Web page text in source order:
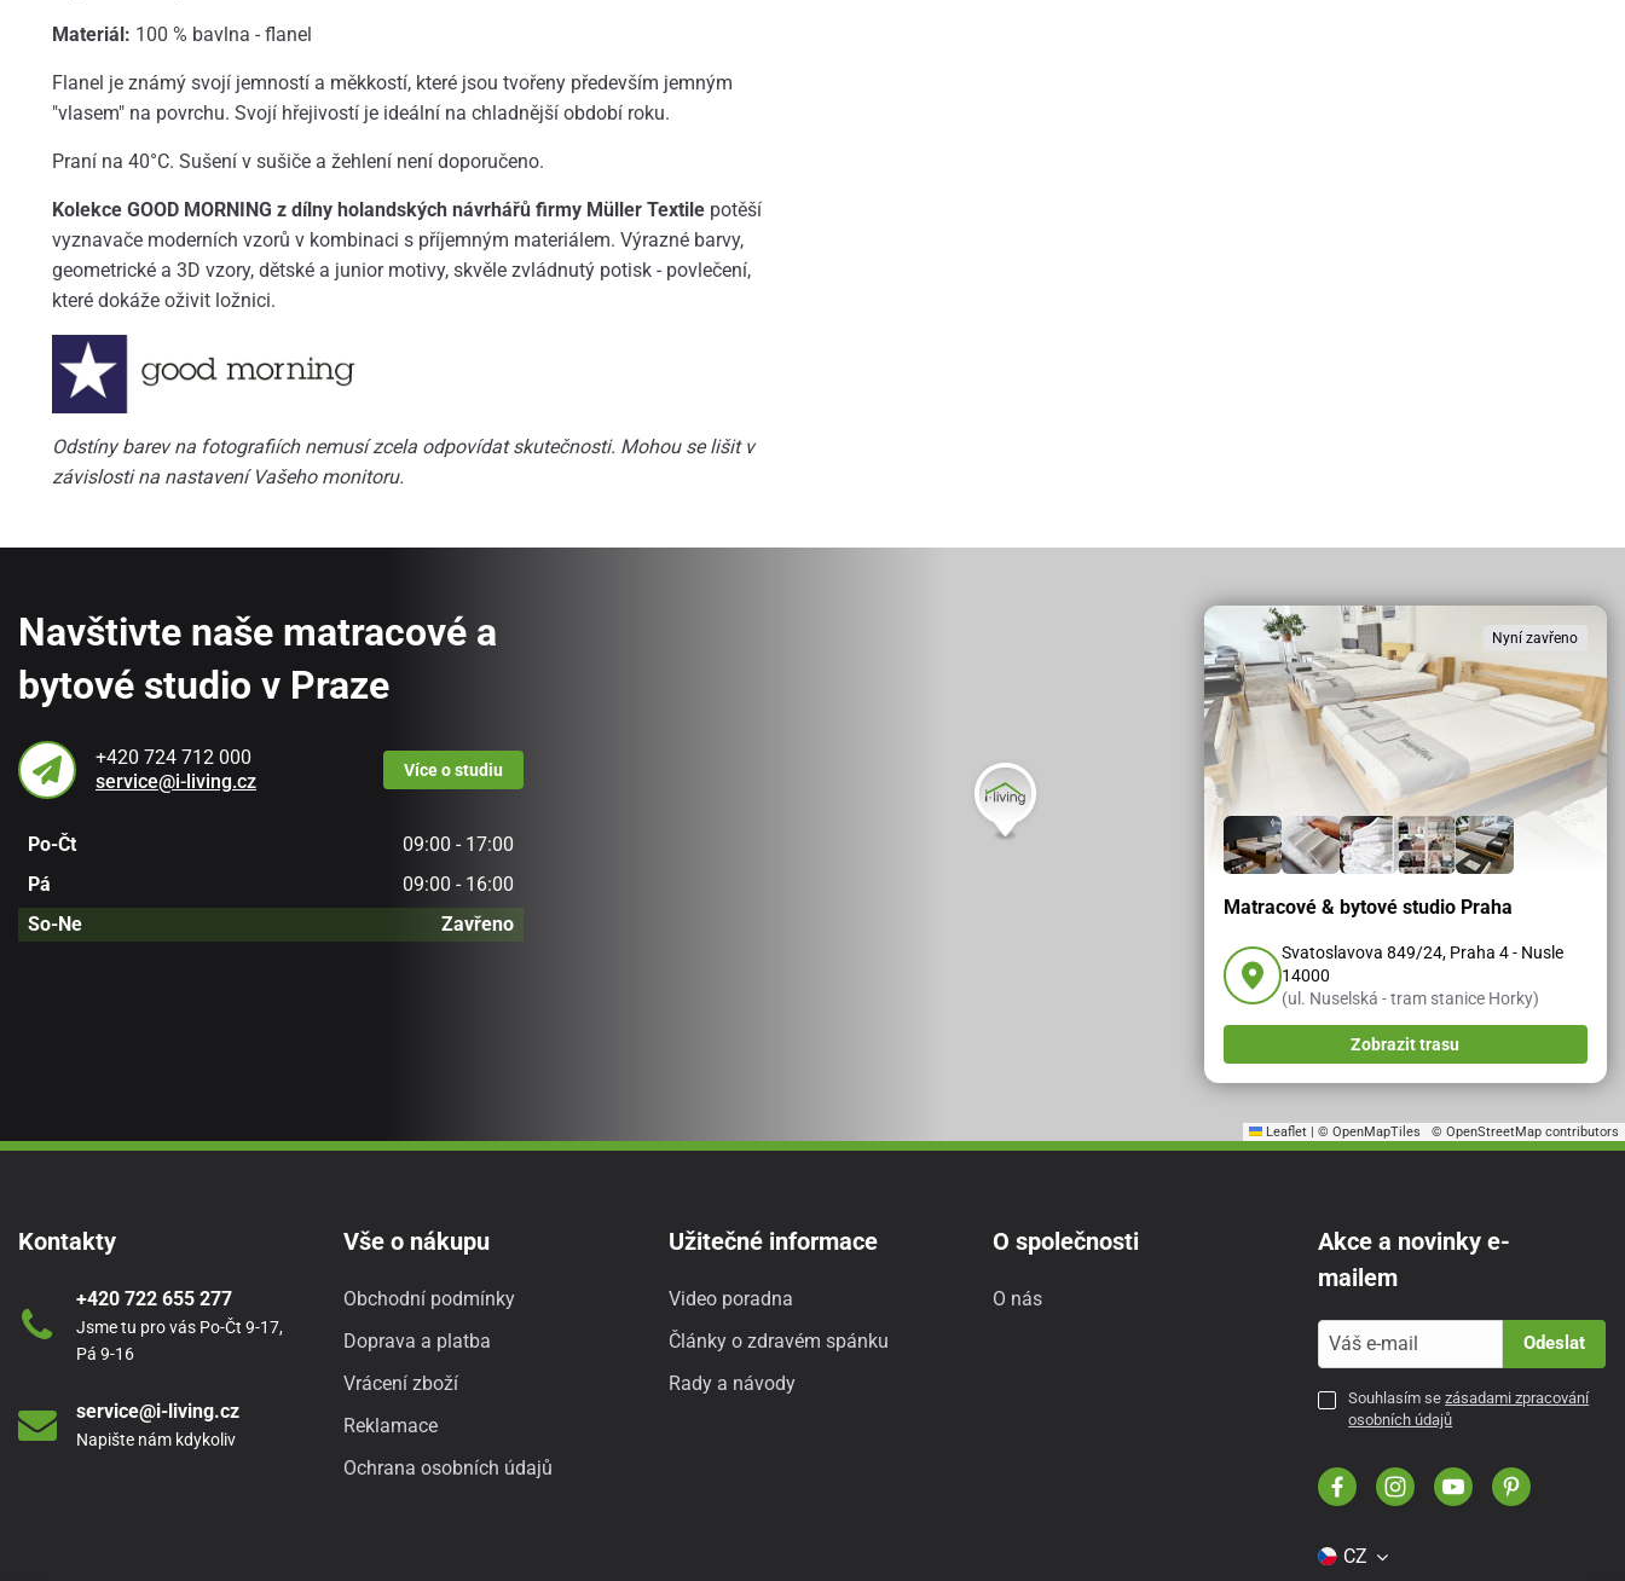
Materiál: 100 % bavlna - flanel
Flanel je známý svojí jemností a měkkostí, které jsou tvořeny především jemným
"vlasem" na povrchu. Svojí hřejivostí je ideální na chladnější období roku.
Praní na 40°C. Sušení v sušiče a žehlení není doporučeno.
Kolekce GOOD MORNING z dílny holandských návrhářů firmy Müller Textilepotěší
vyznavače moderních vzorů v kombinaci s příjemným materiálem. Výrazné barvy,
geometrické a 3D vzory, dětské a junior motivy, skvěle zvládnutý potisk - povlečení,
které dokáže oživit ložnici.
Odstíny barev na fotografiích nemusí zcela odpovídat skutečnosti. Mohou se lišit v
závislosti na nastavení Vašeho monitoru.
Leaflet | © OpenMapTiles © OpenStreetMap contributors
Navštivte naše matracové a
bytové studio v Praze
+420 724 712 000
service@i-living.cz
Víceo studiu
Po-Čt
09:00 - 17:00
Pá
09:00 - 16:00
So-Ne
Zavřeno
Nyní zavřeno
Matracové & bytové studio Praha
Svatoslavova 849/24, Praha 4 - Nusle
14000
(ul. Nuselská - tram stanice Horky)
Zobrazit trasu
Kontakty
+420 722 655 277
Jsme tu pro vás Po-Čt 9-17,
Pá 9-16
service@i-living.cz
Napište nám kdykoliv
Vše o nákupu
Obchodní podmínky
Doprava a platba
Vrácení zboží
Reklamace
Ochrana osobních údajů
Užitečné informace
Video poradna
Články o zdravém spánku
Rady a návody
O společnosti
O nás
Akce a novinky e-
mailem
Odeslat
Souhlasím sezásadami zpracování
osobních údajů
CZ